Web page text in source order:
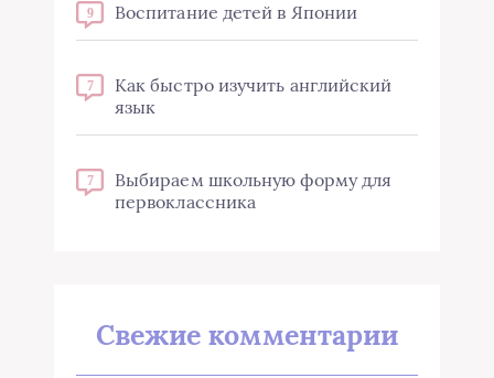
9 Воспитание детей в Японии
7
Как быстро изучить английский
язык
7
Выбираем школьную форму для
первоклассника
Свежие комментарии